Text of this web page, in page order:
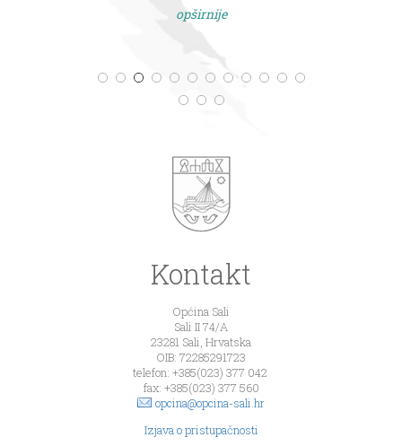
opširnije
Kontakt
Općina Sali
Sali II 74/A
23281 Sali, Hrvatska
OIB: 72285291723
telefon: +385(023) 377 042
fax: +385(023) 377 560
opcina@opcina-sali.hr
Izjava o pristupačnosti